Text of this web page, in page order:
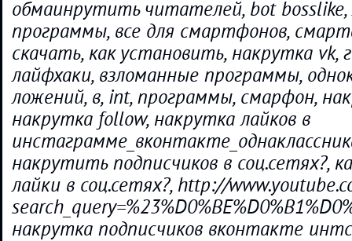
обмаинрутить читателей, bot
программы, все для смартфонов,
скачать, как установить, накрутка vk,
лайфхаки, взломанные программы,
ложений, в, int, программы, смарфон,
накрутка follow, накрутка лайков в
накрутить подписчиков в соц.сетях?,
лайки в соц.сетях?, http://
накрутка подписчиков вконтакте